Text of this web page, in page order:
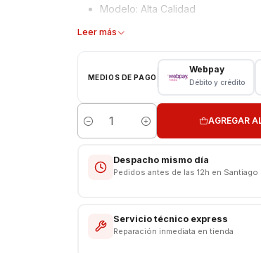
Modelo: Alta Calidad
Pantalla Honor
Modelo: Honor X6A - X6A Plus -
Color: Negro
CONSULTE POR INSTALACION EN
Leer más
MEDIOS DE PAGO
Webpay
Débito y crédito
Cantidad
AGREGAR
Despacho mismo día
Pedidos antes de las 12h en Santiago
Servicio técnico express
Reparación inmediata en tienda